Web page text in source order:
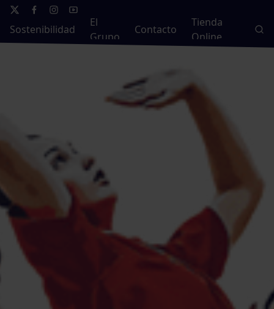
Sostenibilidad
El
Grupo
Contacto
Tienda
Online